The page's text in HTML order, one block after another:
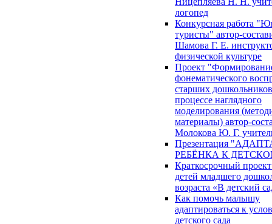
логопед
Конкурсная работа
туристы" автор-
Шамова Г. Е.
физической культуре
Проект
фонематического
старших
процессе наглядного
моделирования
материалы) автор-
Молокова Ю. Г.
Презентация
РЕБЁНКА К
Краткосрочный
детей младшего
возраста «В детский
Как помочь малышу
адаптироваться к
детского сада